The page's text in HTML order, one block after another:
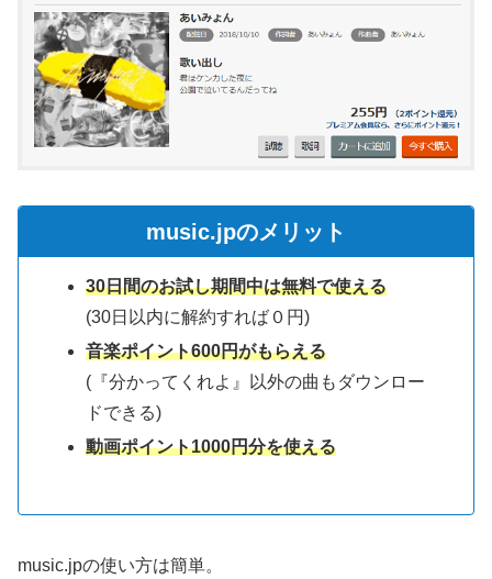
music.jpのメリット
30日間のお試し期間中は無料で使える
(30日以内に解約すれば０円)
音楽ポイント600円がもらえる
(『分かってくれよ』以外の曲もダウンロー
ドできる)
動画ポイント1000円分を使える
music.jpの使い方は簡単。